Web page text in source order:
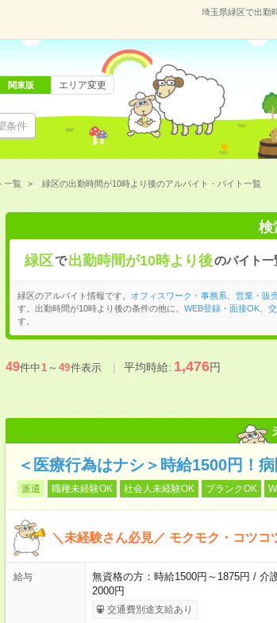
埼玉県緑区で出勤
条件
関東版 エリア変更
一覧 緑区の出勤時間が10時より後のアルバイト・バイト一覧
検
緑区で 出勤時間が10時より後のバイト一
緑区のアルバイト情報です。 オフィスワーク・事務系 営業・販
す。出勤時間が10時より後の条件の他に、 WEB登録・面接OK、
す。
49件中1～49件表示 平均時給:1,476円
＜医療行為はナシ＞時給1500円！
派遣 職種未経験OK 社会人未経験OK ブランクOK
＼未経験さん必見／ モクモク・コツ
給与
無資格の方：時給1500円～1875円 / 介
2000円
交通費別途支給あり